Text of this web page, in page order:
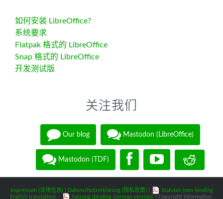
如何安装 LibreOffice?
系统要求
Flatpak 格式的 LibreOffice
Snap 格式的 LibreOffice
开发测试版
关注我们
Our blog Mastodon (LibreOffice)
Mastodon (TDF)
Impressum (法律信息)| Datenschutzerklärung (隐私政策)|
Statutes (non-binding
English translation) - Satzung (binding German version) | Copyright information: